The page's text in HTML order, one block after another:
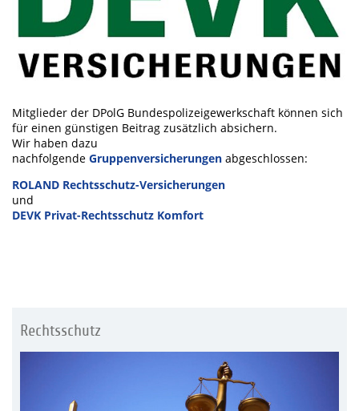
Mitglieder der DPolG Bundespolizeigewerkschaft können sich
für einen günstigen Beitrag zusätzlich absichern.
Wir haben dazu
nachfolgende Gruppenversicherungen abgeschlossen:
ROLAND Rechtsschutz-Versicherungen
und
DEVK Privat-Rechtsschutz Komfort
Rechtsschutz